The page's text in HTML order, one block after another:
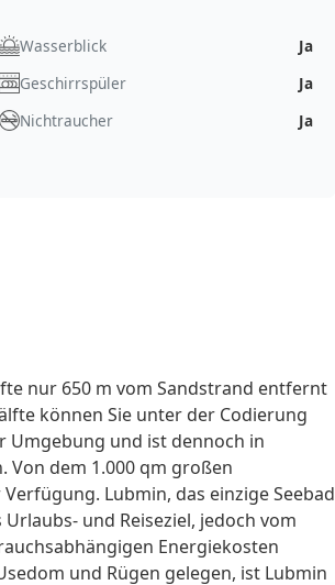
Wasserblick
Ja
Geschirrspüler
Ja
Nichtraucher
Ja
nur 650 m vom Sandstrand entfernt
können Sie unter der Codierung
Umgebung und ist dennoch in
Von dem 1.000 qm großen
Lubmin, das einzige Seebad
und Reiseziel, jedoch vom
Energiekosten
und Rügen gelegen, ist Lubmin